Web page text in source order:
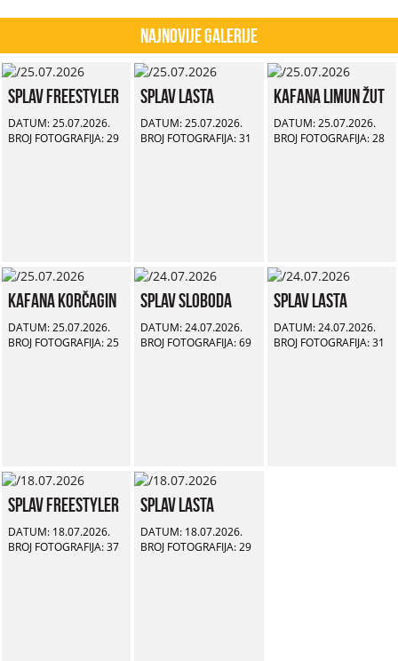
Najnovije Galerije
Splav Freestyler
DATUM: 25.07.2026.
BROJ FOTOGRAFIJA: 29
Splav Lasta
DATUM: 25.07.2026.
BROJ FOTOGRAFIJA: 31
Kafana Limun Žut
DATUM: 25.07.2026.
BROJ FOTOGRAFIJA: 28
Kafana Korčagin
DATUM: 25.07.2026.
BROJ FOTOGRAFIJA: 25
Splav Sloboda
DATUM: 24.07.2026.
BROJ FOTOGRAFIJA: 69
Splav Lasta
DATUM: 24.07.2026.
BROJ FOTOGRAFIJA: 31
Splav Freestyler
DATUM: 18.07.2026.
BROJ FOTOGRAFIJA: 37
Splav Lasta
DATUM: 18.07.2026.
BROJ FOTOGRAFIJA: 29